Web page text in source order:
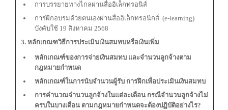
การบรรยายทางไกลผ่านสื่ออิเล็กทรอนิส์
การฝึกอบรมด้วยตนเองผ่านสื่ออิเล็กทรอนิกส์ (e-learning)
บังคับใช้ 19 สิงหาคม 2568
3. หลักเกณฑวิธีการประเมินเงินสมทบหรือเงินเพิ่ม
หลักเกณฑ์ของการจ่ายเงินสมทบ และจำนวนลูกจ้างตาม
กฎหมายกำหนด
หลักเกณฑ์ในการนับจำนวนผู้รับ การฝึกเพื่อประเมินเงินสมทบ
การคำนวณจำนวนลูกจ้างในแต่ละเดือน กรณีจำนวนลูกจ้างไม่
ครบในบางเดือน ตามกฎหมายกำหนดจะต้องปฏิบัติอย่างไร?